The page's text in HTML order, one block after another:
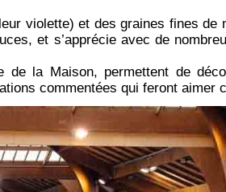
violette) et des graines fines de
et s’apprécie avec de
la Maison, permettent de
commentées qui feront aimer